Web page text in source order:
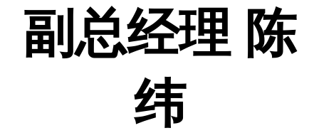
副总经理 陈
纬